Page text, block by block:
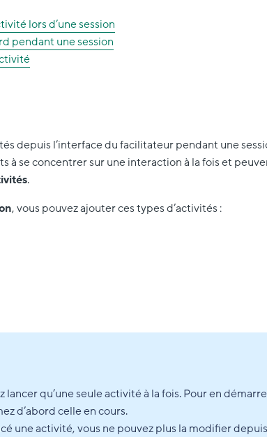
lors d’une session
pendant une session
depuis l’interface du facilitateur pendant une
à se concentrer sur une interaction à la fois et
.
, vous pouvez ajouter ces types d’activités :
lancer qu’une seule activité à la fois. Pour en
d’abord celle en cours.
une activité, vous ne pouvez plus la modifier